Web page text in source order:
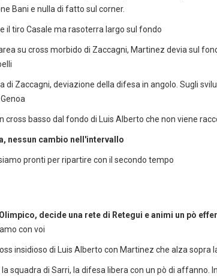
Bani e nulla di fatto sul corner.
il tiro Casale ma rasoterra largo sul fondo
su cross morbido di Zaccagni, Martinez devia sul
di Zaccagni, deviazione della difesa in angolo. Sugli
basso dal fondo di Luis Alberto che non viene
nessun cambio nell'intervallo
pronti per ripartire con il secondo tempo
decide una rete di Retegui e animi un pò
con voi
insidioso di Luis Alberto con Martinez che alza sopra
squadra di Sarri, la difesa libera con un pò di affanno.